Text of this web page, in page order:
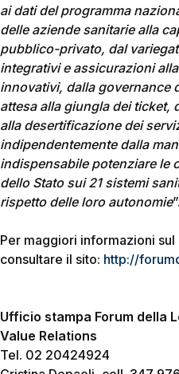
ai dati del programma
delle aziende sanitarie alla
pubblico-privato, dal
integrativi e assicurazioni
innovativi, dalla governance
attesa alla giungla dei ticket,
alla desertificazione dei
indipendentemente dalla
indispensabile potenziare le
dello Stato sui 21 sistemi
rispetto delle loro autonomie”.
Per maggiori informazioni
consultare il sito: http://
Ufficio stampa Forum della
Value Relations
Tel. 02 20424924